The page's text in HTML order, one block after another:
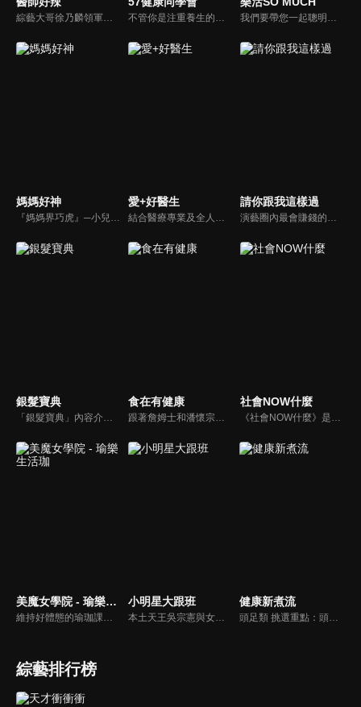
媽媽好神
『媽媽界巧虎』─小兒科醫師黃瑽寧，『國民媽媽』─鍾欣凌，兩人領軍擁有十八般武藝的好神媽媽團，為全台媽媽們發聲，所有育兒新知，家庭秘辛，全家大小健康，都會在《媽媽好神》一一解惑！
愛+好醫生
結合醫療專業及全人關懷的新型態節目，主持人黃瑽寧醫師親訪家庭，跨領域醫療顧問團全方位檢視，提供最完整、實用和正確的資訊來守護孩子的健康。
請你跟我這樣過
演藝圈內最會賺錢的侯昌明，以親身經歷教你理財；採訪經歷豐沛的黃文華，把所見所聞通通報你哉。不論是理財知識、兩性問題、生活資訊，完全貼近市井小民的所需所求，保證讓你生活過更好！
銀髮寶典
「銀髮寶典」內容介紹銀髮族相關的醫療知識，讓爺爺奶奶們能了解銀髮族常見的疾病、或是身體常遇到的問題，並邀請專業的醫師上節目解答，詳細深入且淺顯易懂的方式講述給各位爺爺奶奶們。為銀髮族的身體健康預防把關，讓爺爺奶奶能有一個樂活的退休生活。
食在有健康
跟著詹姆士和潘懷宗博士就能輕鬆學料理！只是品嚐美食之餘，身體健康也要懂得把關，每集都會傳授生活健康資訊，破除一般飲食迷思，讓大家吃得美味、活得健康！
社會NOW什麼
《社會NOW什麼》是一檔探討社會案件、時事的節目，為你揭開社會案件的來龍去脈，犯罪人的心理解析。
美魔女學院 - 瑜樂生活珈
維持好體態的瑜珈課程，有著豐富的瑜珈姿勢，伸展筋骨舒緩全身疲勞，緊緻肌肉線條，不只能雕塑美美的身材也能夠讓身心靈都暢快健康，跟上我們的腳步一起踏上瑜樂生活珈，輕鬆好上手，快樂享瘦！
小明星大跟班
本土天王吳宗憲與女兒吳姍儒（Sandy）搭檔主持，每集邀請來賓暢談演藝圈大小事，父女檔聯手笑果十足，老梗搭上新世代，最新組合強勢登場！
健康新煮流
頭足類 挑選重點：頭足類利用清洗時去除內臟可以降低膽固醇的攝取。挑選雙眼清澈明亮，眼球稍微凸出，肉質結實有彈性為佳。身體具透明感，觸腕或是吸盤一碰到活體就會吸附住便是新鮮的。
綜藝排行榜